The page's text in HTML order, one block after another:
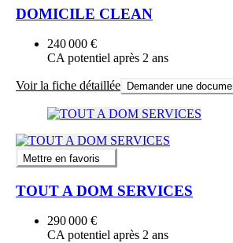
DOMICILE CLEAN
240 000 €
CA potentiel après 2 ans
Voir la fiche détaillée Demander une
Mettre en favoris
TOUT A DOM SERVICES
290 000 €
CA potentiel après 2 ans